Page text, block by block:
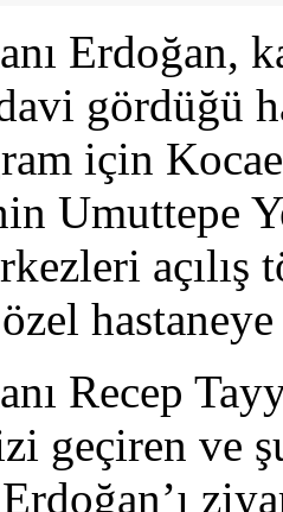
Erdoğan,
gördüğü
için
Umuttepe
Recep
geçiren ve